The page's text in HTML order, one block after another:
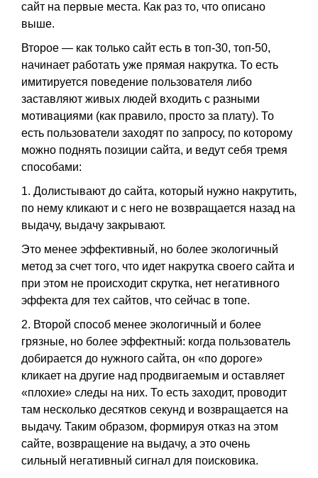
сайт на первые места. Как раз то, что описано
выше.
Второе — как только сайт есть в топ-30, топ-50,
начинает работать уже прямая накрутка. То есть
имитируется поведение пользователя либо
заставляют живых людей входить с разными
мотивациями (как правило, просто за плату). То
есть пользователи заходят по запросу, по которому
можно поднять позиции сайта, и ведут себя тремя
способами:
1. Долистывают до сайта, который нужно накрутить,
по нему кликают и с него не возвращается назад на
выдачу, выдачу закрывают.
Это менее эффективный, но более экологичный
метод за счет того, что идет накрутка своего сайта и
при этом не происходит скрутка, нет негативного
эффекта для тех сайтов, что сейчас в топе.
2. Второй способ менее экологичный и более
грязные, но более эффектный: когда пользователь
добирается до нужного сайта, он «по дороге»
кликает на другие над продвигаемым и оставляет
«плохие» следы на них. То есть заходит, проводит
там несколько десятков секунд и возвращается на
выдачу. Таким образом, формируя отказ на этом
сайте, возвращение на выдачу, а это очень
сильный негативный сигнал для поисковика.